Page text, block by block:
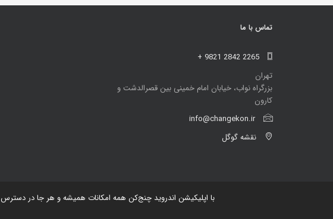
تماس با ما
+ 9821 2842 2265
تهران
بزرگراه نواب، خیابان امام خمینی بین قصرالدشت و
کارون
info@changekon.ir
با اپلیکیشن اندروید چنج‌کن همه امکانات همیشه و هر جا در دسترس